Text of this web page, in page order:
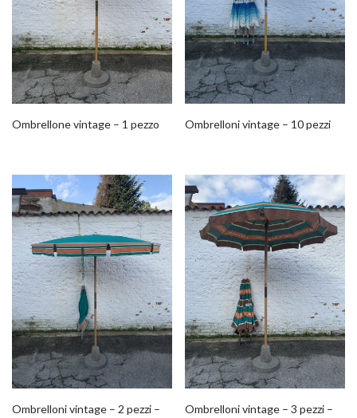
Ombrellone vintage – 1 pezzo Ombrelloni vintage – 10 pezzi
Ombrelloni vintage – 2 pezzi –
Ombrelloni vintage – 3 pezzi –